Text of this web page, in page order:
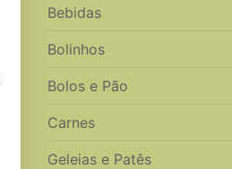
Bebidas
Bolinhos
Bolos e Pão
Carnes
Geleias e Patês